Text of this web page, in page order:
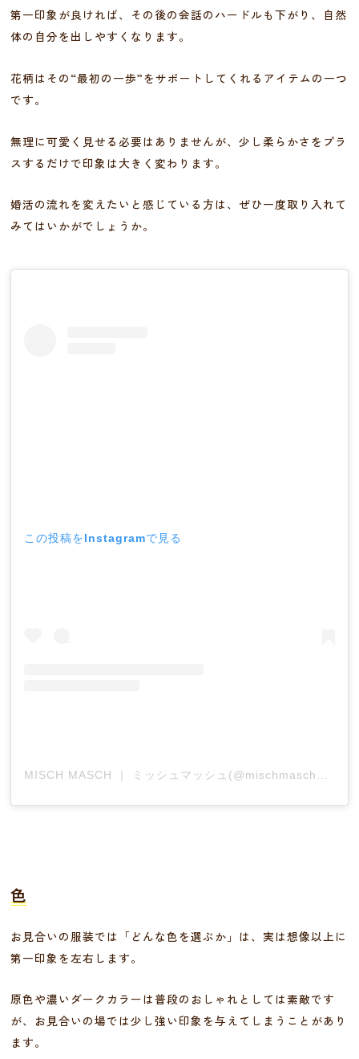
第一印象が良ければ、その後の会話のハードルも下がり、自然
体の自分を出しやすくなります。
花柄はその“最初の一歩”をサポートしてくれるアイテムの一つ
です。
無理に可愛く見せる必要はありませんが、少し柔らかさをプラ
スするだけで印象は大きく変わります。
婚活の流れを変えたいと感じている方は、ぜひ一度取り入れて
みてはいかがでしょうか。
この投稿をInstagramで見る
MISCH MASCH ｜ ミッシュマッシュ(@mischmasch_official)がシェアした投稿
色
お見合いの服装では「どんな色を選ぶか」は、実は想像以上に
第一印象を左右します。
原色や濃いダークカラーは普段のおしゃれとしては素敵です
が、お見合いの場では少し強い印象を与えてしまうことがあり
ます。